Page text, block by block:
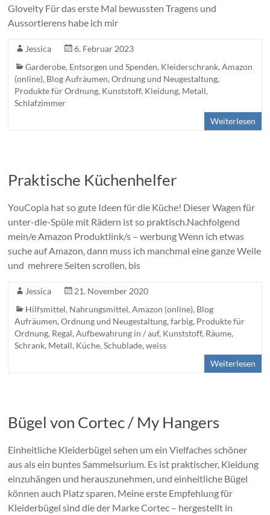
Gloveity Für das erste Mal bewussten Tragens und
Aussortierens habe ich mir
Jessica
6. Februar 2023
Garderobe, Entsorgen und Spenden, Kleiderschrank,Amazon
(online), Blog Aufräumen, Ordnung und Neugestaltung,
Produkte für Ordnung, Kunststoff, Kleidung, Metall,
Schlafzimmer
Weiterlesen
Praktische Küchenhelfer
YouCopia hat so gute Ideen für die Küche! Dieser Wagen für
unter-die-Spüle mit Rädern ist so praktisch.Nachfolgend
mein/e Amazon Produktlink/s – werbung Wenn ich etwas
suche auf Amazon, dann muss ich manchmal eine ganze Weile
und mehrere Seiten scrollen, bis
Jessica
21. November 2020
Hilfsmittel, Nahrungsmittel,Amazon (online), Blog
Aufräumen, Ordnung und Neugestaltung,farbig, Produkte für
Ordnung, Regal,Aufbewahrung in / auf, Kunststoff, Räume,
Schrank, Metall, Küche,Schublade,weiss
Weiterlesen
Bügel von Cortec / My Hangers
Einheitliche Kleiderbügel sehen um ein Vielfaches schöner
aus als ein buntes Sammelsurium. Es ist praktischer, Kleidung
einzuhängen und herauszunehmen, und einheitliche Bügel
können auch Platz sparen. Meine erste Empfehlung für
Kleiderbügel sind die der Marke Cortec – hergestellt in